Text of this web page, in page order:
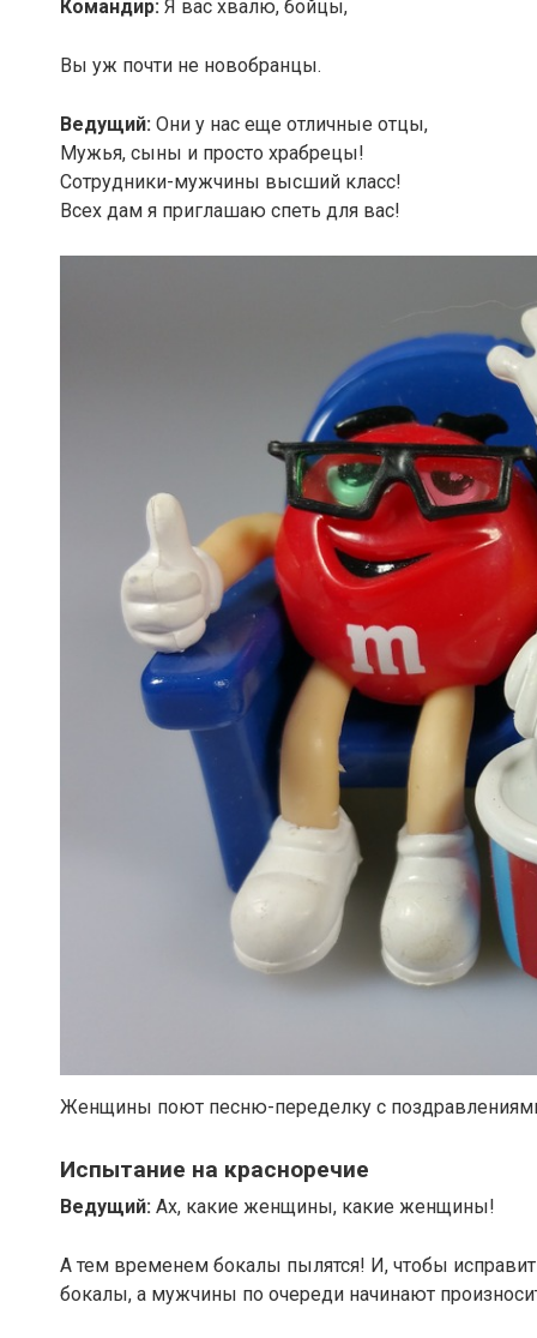
Командир: Я вас хвалю, бойцы,
Вы уж почти не новобранцы.
Ведущий: Они у нас еще отличные отцы,
Мужья, сыны и просто храбрецы!
Сотрудники-мужчины высший класс!
Всех дам я приглашаю спеть для вас!
Женщины поют песню-переделку с
Испытание на красноречие
Ведущий: Ах, какие женщины, какие женщины!
А тем временем бокалы пылятся! И, чтобы
бокалы, а мужчины по очереди начинают